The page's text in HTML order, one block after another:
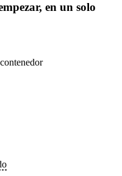
en un solo